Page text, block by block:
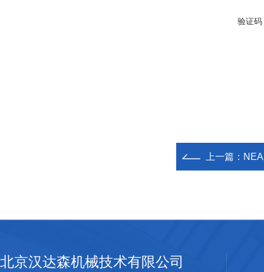
验证码
上一篇：
北京汉达森机械技术有限公司